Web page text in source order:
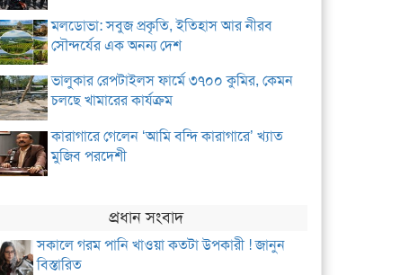
মলডোভা: সবুজ প্রকৃতি, ইতিহাস আর নীরব
সৌন্দর্যের এক অনন্য দেশ
ভালুকার রেপটাইলস ফার্মে ৩৭০০ কুমির, কেমন
চলছে খামারের কার্যক্রম
কারাগারে গেলেন ‘আমি বন্দি কারাগারে’ খ্যাত
মুজিব পরদেশী
প্রধান সংবাদ
সকালে গরম পানি খাওয়া কতটা উপকারী ! জানুন
বিস্তারিত